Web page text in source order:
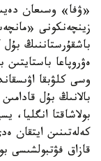
«ۋفا» وسىعان
زينچەنكونى
باشقۇرستاننىڭ
ەۋروپاعا
وسى كلۋبقا
بالانىڭ بۇل
بولاشاقتا انگليا،
كەلەتىنىن ايتقان
قازاق فۋتبولشىسى